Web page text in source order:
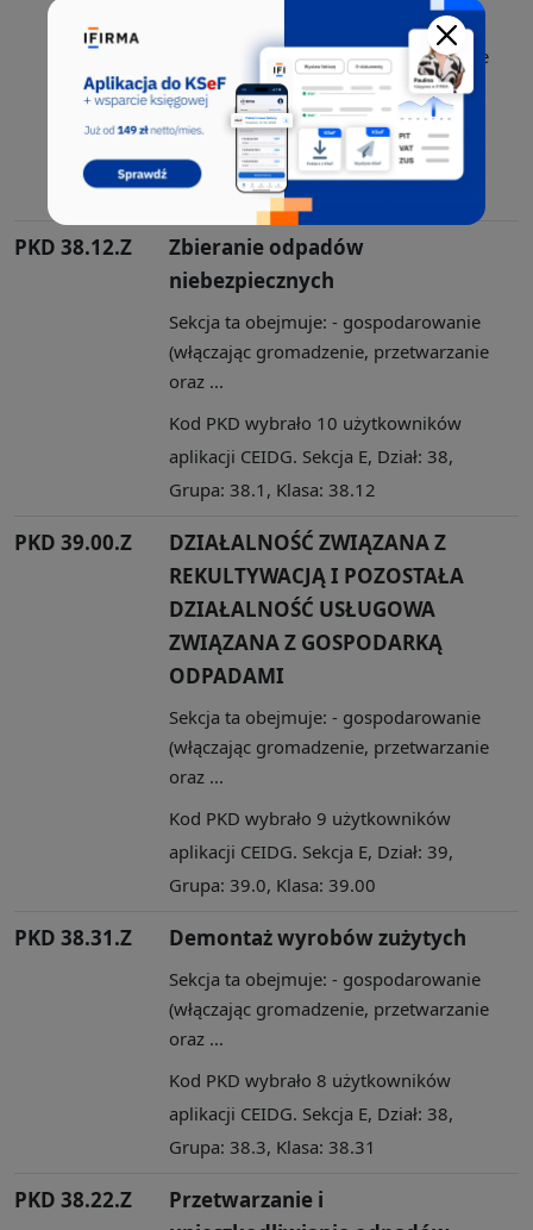
Sekcja ta obejmuje: - gospodarowanie
(włączając gromadzenie, przetwarzanie
oraz ...
Kod PKD wybrało 18 użytkowników
aplikacji CEIDG. Sekcja E, Dział: 38,
Grupa: 38.3, Klasa: 38.32
PKD 38.12.Z
Zbieranie odpadów
niebezpiecznych
Sekcja ta obejmuje: - gospodarowanie
(włączając gromadzenie, przetwarzanie
oraz ...
Kod PKD wybrało 10 użytkowników
aplikacji CEIDG. Sekcja E, Dział: 38,
Grupa: 38.1, Klasa: 38.12
PKD 39.00.Z
DZIAŁALNOŚĆ ZWIĄZANA Z
REKULTYWACJĄ I POZOSTAŁA
DZIAŁALNOŚĆ USŁUGOWA
ZWIĄZANA Z GOSPODARKĄ
ODPADAMI
Sekcja ta obejmuje: - gospodarowanie
(włączając gromadzenie, przetwarzanie
oraz ...
Kod PKD wybrało 9 użytkowników
aplikacji CEIDG. Sekcja E, Dział: 39,
Grupa: 39.0, Klasa: 39.00
PKD 38.31.Z Demontaż wyrobów zużytych
Sekcja ta obejmuje: - gospodarowanie
(włączając gromadzenie, przetwarzanie
oraz ...
Kod PKD wybrało 8 użytkowników
aplikacji CEIDG. Sekcja E, Dział: 38,
Grupa: 38.3, Klasa: 38.31
PKD 38.22.Z
Przetwarzanie i